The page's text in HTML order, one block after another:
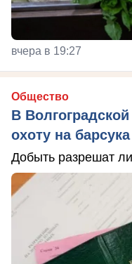
вчера в 19:27
Общество
В
охоту на барсука
Добыть разрешат